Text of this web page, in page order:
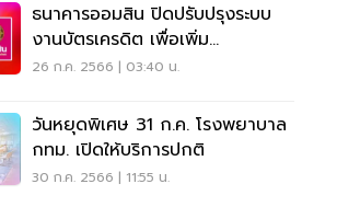
ธนาคารออมสิน ปิดปรับปรุงระบบ
งานบัตรเครดิต เพื่อเพิ่ม
ประสิทธิภาพ
26 ก.ค. 2566 | 03:40 น.
วันหยุดพิเศษ 31 ก.ค. โรงพยาบาล
กทม. เปิดให้บริการปกติ
30 ก.ค. 2566 | 11:55 น.